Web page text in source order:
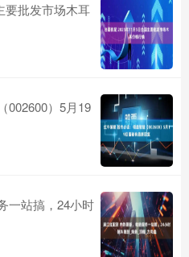
要批发市场木耳
002600）5月19
一站搞，24小时